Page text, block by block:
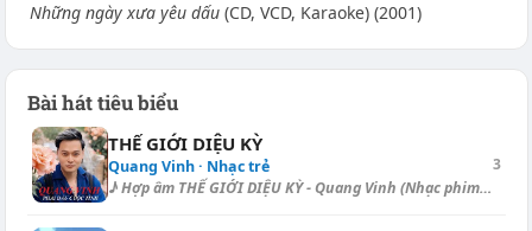
Những ngày xưa yêu dấu(CD, VCD, Karaoke) (2001)
Bài hát tiêu biểu
THẾ GIỚI DIỆU KỲ
Quang Vinh · Nhạc trẻ
♪ Hợp âm THẾ GIỚI DIỆU KỲ - Quang Vinh (Nhạc phim Kính vạn hoa) Intro -...
3